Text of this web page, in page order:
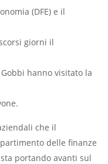
(DFE) e il
giorni il
hanno visitato la
che il
delle finanze
sta portando avanti sul